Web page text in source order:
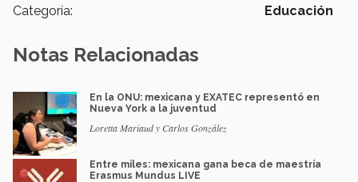
Categoría: Educación
Notas Relacionadas
En la ONU: mexicana y EXATEC representó en
Nueva York a la juventud
Loretta Mariaud y Carlos González
Entre miles: mexicana gana beca de maestría
Erasmus Mundus LIVE